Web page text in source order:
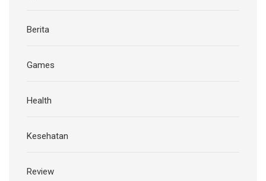
Berita
Games
Health
Kesehatan
Review